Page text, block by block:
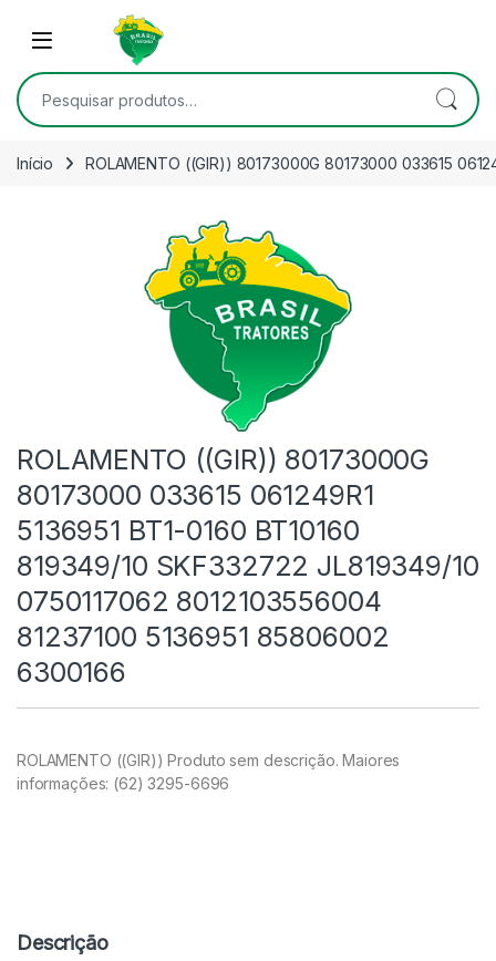
Skip to navigation
Open
Pesquisar por:
Início ROLAMENTO ((GIR)) 80173000G 80173000 033615
ROLAMENTO ((GIR)) 80173000G
80173000 033615 061249R1
5136951 BT1-0160 BT10160
819349/10 SKF332722 JL819349/10
0750117062 8012103556004
81237100 5136951 85806002
6300166
ROLAMENTO ((GIR)) Produto sem descrição. Maiores
informações: (62) 3295-6696
Descrição